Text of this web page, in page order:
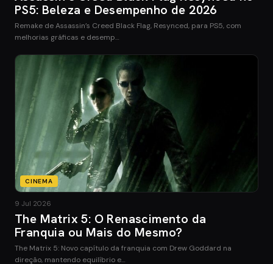
PS5: Beleza e Desempenho de 2026
Remake de Assassin’s Creed Black Flag, Resynced, para PS5, com
melhorias gráficas e desemp…
CINEMA
9 Jul 2026
The Matrix 5: O Renascimento da
Franquia ou Mais do Mesmo?
The Matrix 5: Novo capítulo da franquia com Drew Goddard na
direção, mantendo equilíbrio e…